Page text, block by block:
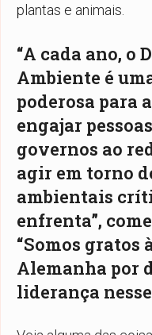
plantas e animais.
“A cada ano, o
Ambiente é
poderosa para
engajar
governos ao
agir em torno
ambientais
enfrenta”,
“Somos gratos
Alemanha por
liderança